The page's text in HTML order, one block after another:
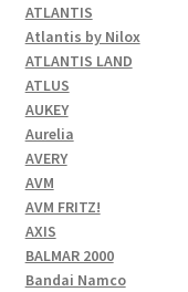
ATLANTIS
Atlantis by Nilox
ATLANTIS LAND
ATLUS
AUKEY
Aurelia
AVERY
AVM
AVM FRITZ!
AXIS
BALMAR 2000
Bandai Namco